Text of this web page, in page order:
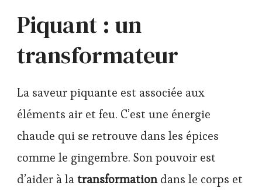
Piquant : un
transformateur
La saveur piquante est associée aux
éléments air et feu. C’est une énergie
chaude qui se retrouve dans les épices
comme le gingembre. Son pouvoir est
d’aider à latransformationdans le corps et